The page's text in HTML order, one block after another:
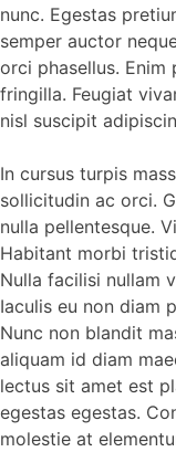
nunc. Egestas
semper auctor
orci phasellus. Enim
fringilla. Feugiat
nisl suscipit
In cursus turpis
sollicitudin ac orci.
nulla pellentesque.
Habitant morbi
Nulla facilisi nullam
Iaculis eu non diam
Nunc non blandit
aliquam id diam
lectus sit amet est
egestas egestas.
molestie at